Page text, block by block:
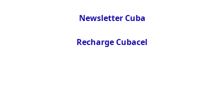
Newsletter Cuba
Recharge Cubacel